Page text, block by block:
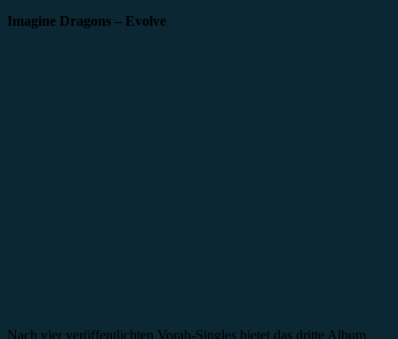
Imagine Dragons – Evolve
Nach vier veröffentlichten Vorab-Singles bietet das dritte Album